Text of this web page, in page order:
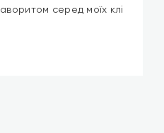
серед моїх клі